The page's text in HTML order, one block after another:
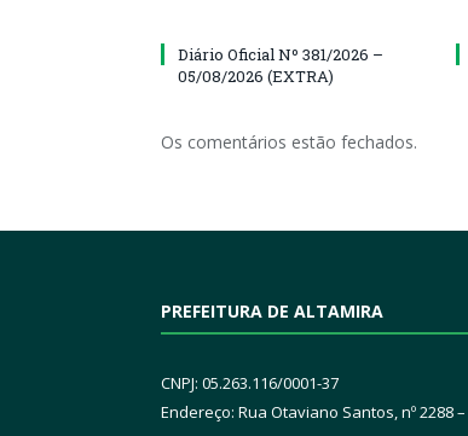
Diário Oficial Nº 381/2026 –
05/08/2026 (EXTRA)
Os comentários estão fechados.
PREFEITURA DE ALTAMIRA
CNPJ: 05.263.116/0001-37
Endereço: Rua Otaviano Santos, nº 2288